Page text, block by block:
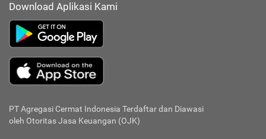
Download Aplikasi Kami
PT Agregasi Cermat Indonesia Terdaftar dan Diawasi
oleh Otoritas Jasa Keuangan (OJK)